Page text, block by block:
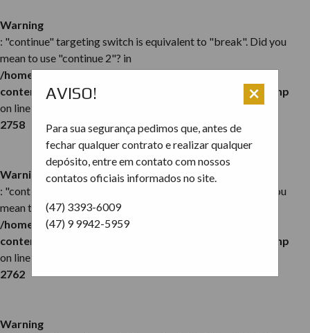
Warning
: "continue" targeting switch is equivalent to "break". Did you
mean to use "continue 2"? in
/home/estreladomar/public_html/wp-
content/plugins/revslider/includes/operations.class.php
on line
2758
Warning
: "continue" targeting switch is equivalent to "break". Did you
mean to use "continue 2"? in
/home/estreladomar/public_html/wp-
content/plugins/revslider/includes/operations.class.php
on line
2762
Warning
×
AVISO!
Para sua segurança pedimos que, antes de
fechar qualquer contrato e realizar qualquer
depósito, entre em contato com nossos
contatos oficiais informados no site.
(47) 3393-6009
(47) 9 9942-5959